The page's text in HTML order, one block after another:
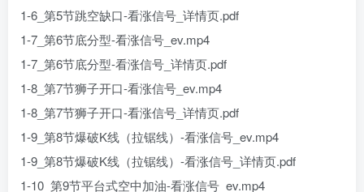
1-6_第5节跳空缺口-看涨信号_详情页.pdf
1-7_第6节底分型-看涨信号_ev.mp4
1-7_第6节底分型-看涨信号_详情页.pdf
1-8_第7节狮子开口-看涨信号_ev.mp4
1-8_第7节狮子开口-看涨信号_详情页.pdf
1-9_第8节爆破K线（拉锯线）-看涨信号_ev.mp4
1-9_第8节爆破K线（拉锯线）-看涨信号_详情页.pdf
1-10_第9节平台式空中加油-看涨信号_ev.mp4